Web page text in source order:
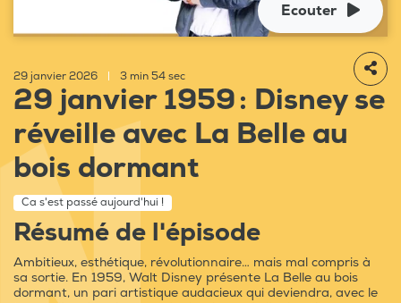
Ecouter
29 janvier 2026 3 min 54 sec
29 janvier 1959 : Disney se
réveille avec La Belle au
bois dormant
Ca s'est passé aujourd'hui !
Résumé de l'épisode
Ambitieux, esthétique, révolutionnaire… mais mal compris à
sa sortie. En 1959, Walt Disney présente La Belle au bois
dormant, un pari artistique audacieux qui deviendra, avec le